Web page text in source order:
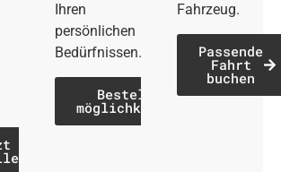
Ihren
persönlichen
Bedürfnissen.
Bestell­
möglichkeiten
Fahrzeug.
Passende
Fahrt
buchen